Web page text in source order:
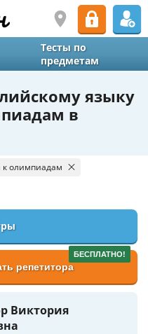
Тесты по
предметам
языку
в
к олимпиадам
БЕСПЛАТНО!
репетитора
Виктория